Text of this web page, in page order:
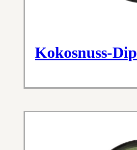
Kokosnuss-Dip